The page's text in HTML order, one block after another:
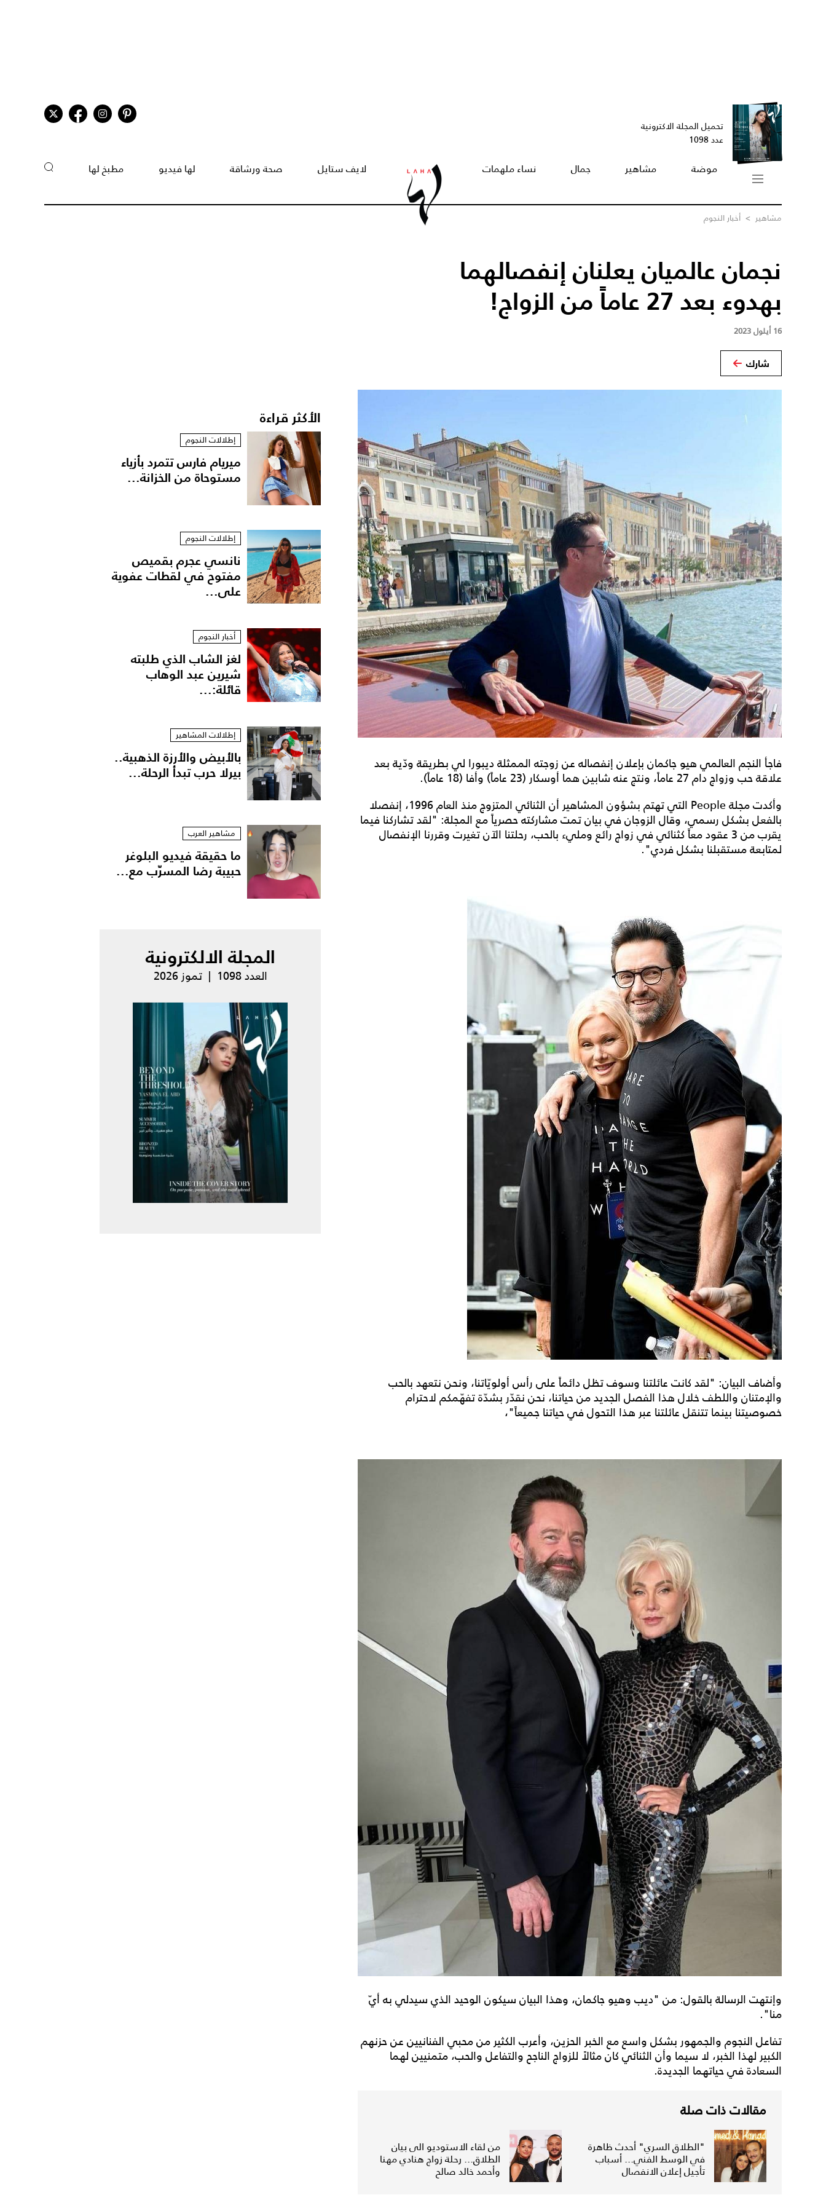
تحميل المجلة الاكترونية
عدد 1098
موضة مشاهير جمال نساء ملهمات لايف ستايل صحة ورشاقة لها فيديو مطبخ لها
مشاهير > أخبار النجوم
نجمان عالميان يعلنان إنفصالهما
بهدوء بعد 27 عاماً من الزواج!
16 أيلول 2023
شارك
فاجأ النجم العالمي هيو جاكمان بإعلان إنفصاله عن زوجته الممثلة ديبورا لي بطريقة ودّية بعد
علاقة حب وزواج دام 27 عاماً، ونتج عنه شابين هما أوسكار (23 عاماً) وأفا (18 عاماً).
وأكدت مجلة People التي تهتم بشؤون المشاهير أن الثنائي المتزوج منذ العام 1996، إنفصلا
بالفعل بشكل رسمي، وقال الزوجان في بيان تمت مشاركته حصرياً مع المجلة: "لقد تشاركنا فيما
يقرب من 3 عقود معاً كثنائي في زواج رائع ومليء بالحب، رحلتنا الآن تغيرت وقررنا الإنفصال
لمتابعة مستقبلنا بشكل فردي".
وأضاف البيان: "لقد كانت عائلتنا وسوف تظل دائماً على رأس أولويّاتنا، ونحن نتعهد بالحب
والإمتنان واللطف خلال هذا الفصل الجديد من حياتنا، نحن نقدّر بشدّة تفهّمكم لاحترام
خصوصيتنا بينما تتنقل عائلتنا عبر هذا التحول في حياتنا جميعاً"،
وإنتهت الرسالة بالقول: من "ديب وهيو جاكمان، وهذا البيان سيكون الوحيد الذي سيدلي به أيّ
منا".
تفاعل النجوم والجمهور بشكل واسع مع الخبر الحزين، وأعرب الكثير من محبي الفنانيين عن حزنهم
الكبير لهذا الخبر، لا سيما وأن الثنائي كان مثالاً للزواج الناجح والتفاعل والحب، متمنيين لهما
السعادة في حياتهما الجديدة.
مقالات ذات صلة
"الطلاق السري" أحدث ظاهرة
في الوسط الفني... أسباب
تأجيل إعلان الانفصال
من لقاء الاستوديو الى بيان
الطلاق... رحلة زواج هنادي مهنا
وأحمد خالد صالح
الأكثر قراءة
إطلالات النجوم
ميريام فارس تتمرد بأزياء
مستوحاة من الخزانة...
إطلالات النجوم
نانسي عجرم بقميص
مفتوح في لقطات عفوية
على...
أخبار النجوم
لغز الشاب الذي طلبته
شيرين عبد الوهاب
قائلة:...
إطلالات المشاهير
بالأبيض والأرزة الذهبية..
بيرلا حرب تبدأ الرحلة...
مشاهير العرب
ما حقيقة فيديو البلوغر
حبيبة رضا المسرّب مع...
المجلة الالكترونية
العدد 1098 | تموز 2026